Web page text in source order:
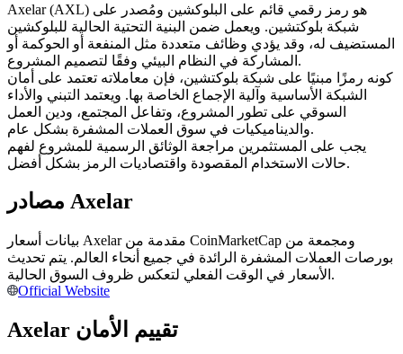
نسخ التداول
انضم إلى أفضل المتداولين
كن متداول نسخ
استمتع بتقاسم الأرباح وعمولات نسخ التداول
Axelar (AXL) هو رمز رقمي قائم على البلوكشين ومُصدر على
شبكة بلوكتشين. ويعمل ضمن البنية التحتية الحالية للبلوكشين
المستضيف له، وقد يؤدي وظائف متعددة مثل المنفعة أو الحوكمة أو
المشاركة في النظام البيئي وفقًا لتصميم المشروع.
كونه رمزًا مبنيًا على شبكة بلوكتشين، فإن معاملاته تعتمد على أمان
الشبكة الأساسية وآلية الإجماع الخاصة بها. ويعتمد التبني والأداء
السوقي على تطور المشروع، وتفاعل المجتمع، ودين العمل
والديناميكيات في سوق العملات المشفرة بشكل عام.
يجب على المستثمرين مراجعة الوثائق الرسمية للمشروع لفهم
حالات الاستخدام المقصودة واقتصاديات الرمز بشكل أفضل.
مصادر Axelar
بيانات أسعار Axelar مقدمة من CoinMarketCap ومجمعة من
بورصات العملات المشفرة الرائدة في جميع أنحاء العالم. يتم تحديث
الأسعار في الوقت الفعلي لتعكس ظروف السوق الحالية.
Official Website
Axelar تقييم الأمان